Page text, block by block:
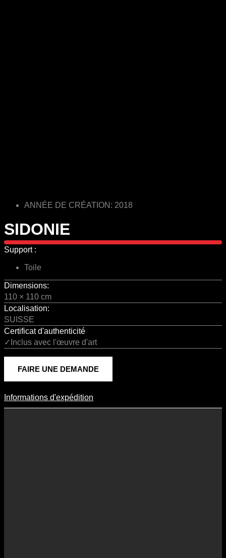
ANNÉE DE CRÉATION: 2018
SIDONIE
Support :
Toile
Dimensions:
110 × 110 cm
Localisation:
SUISSE
Certificat d'authenticité
✓Inclus avec l'œuvre d'art
FAIRE UNE DEMANDE
Informations D'expédition
Informations d'expédition